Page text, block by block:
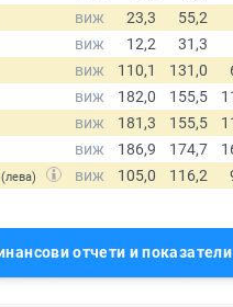
(лева)
отчети и показатели